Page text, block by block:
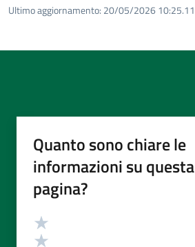
Ultimo aggiornamento: 20/05/2026 10:25.11
Quanto sono chiare le
informazioni su questa
pagina?
Valutazione